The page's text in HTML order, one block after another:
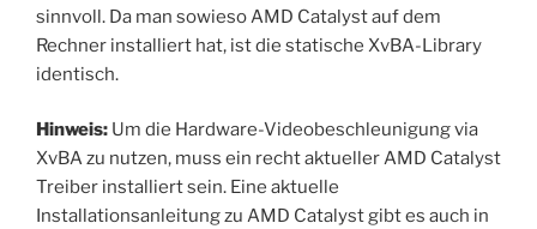
sinnvoll. Da man sowieso AMD Catalyst auf dem
Rechner installiert hat, ist die statische XvBA-Library
identisch.
Hinweis: Um die Hardware-Videobeschleunigung via
XvBA zu nutzen, muss ein recht aktueller AMD Catalyst
Treiber installiert sein. Eine aktuelle
Installationsanleitung zu AMD Catalyst gibt es auch in